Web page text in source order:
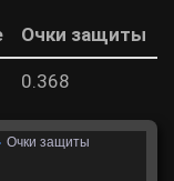
Очки защиты
0.368